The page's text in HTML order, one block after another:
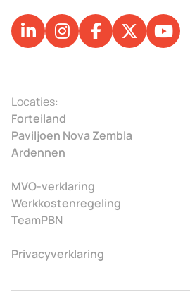
Locaties:
Forteiland
Paviljoen Nova Zembla
Ardennen
MVO-verklaring
Werkkostenregeling
TeamPBN
Privacyverklaring